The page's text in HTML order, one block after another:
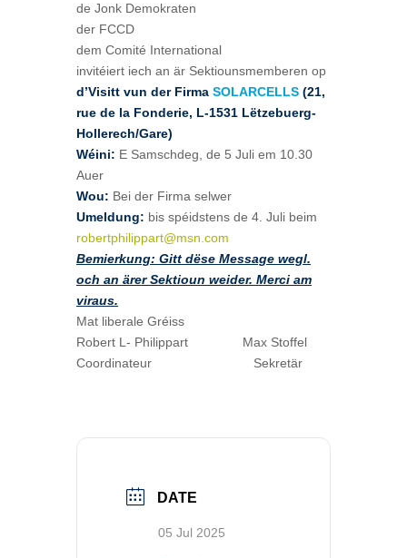
de Jonk Demokraten
der FCCD
dem Comité International
invitéiert iech an är Sektiounsmemberen op
d’Visitt vun der Firma SOLARCELLS (21,
rue de la Fonderie, L-1531 Lëtzebuerg-
Hollerech/Gare)
Wéini: E Samschdeg, de 5 Juli em 10.30
Auer
Wou: Bei der Firma selwer
Umeldung: bis spéidstens de 4. Juli beim
robertphilippart@msn.com
Bemierkung: Gitt dëse Message wegl.
och an ärer Sektioun weider. Merci am
viraus.
Mat liberale Gréiss
Robert L- Philippart Max Stoffel
Coordinateur Sekretär
DATE
05 Jul 2025